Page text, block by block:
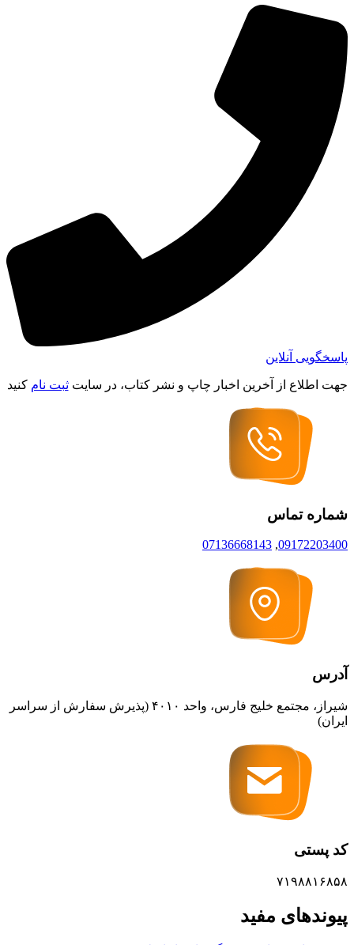
پاسخگویی آنلاین
جهت اطلاع از آخرین اخبار چاپ و نشر کتاب، در سایتثبت نام کنید
شماره تماس
09172203400
,
07136668143
آدرس
شیراز، مجتمع خلیج فارس، واحد ۴۰۱۰ (پذیرش سفارش از سراسر
ایران)
کد پستی
۷۱۹۸۸۱۶۸۵۸
پیوندهای مفید